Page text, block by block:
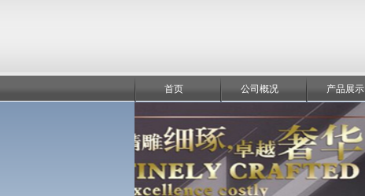
首页 公司概况 产品展示